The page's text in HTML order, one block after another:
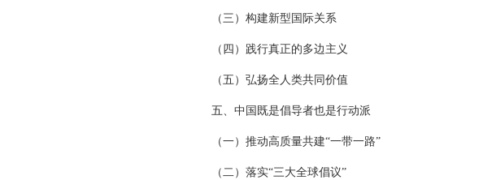
（三）构建新型国际关系
（四）践行真正的多边主义
（五）弘扬全人类共同价值
五、中国既是倡导者也是行动派
（一）推动高质量共建“一带一路”
（二）落实“三大全球倡议”